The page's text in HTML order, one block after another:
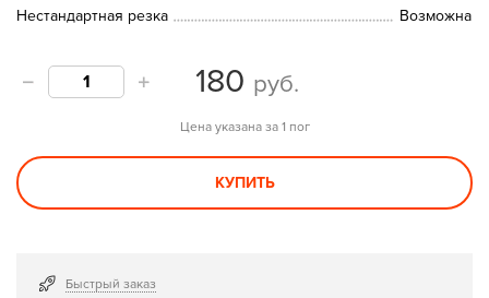
Нестандартная резка
Возможна
180 руб.
Цена указана за 1 пог
КУПИТЬ
Быстрый заказ